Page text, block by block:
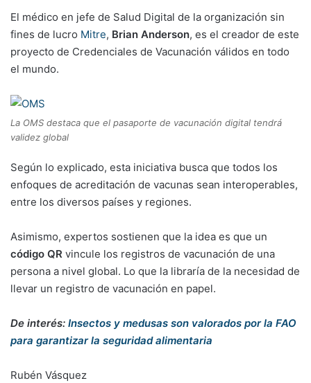
El médico en jefe de Salud Digital de la organización sin
fines de lucro Mitre, Brian Anderson, es el creador de este
proyecto de Credenciales de Vacunación válidos en todo
el mundo.
La OMS destaca que el pasaporte de vacunación digital tendrá
validez global
Según lo explicado, esta iniciativa busca que todos los
enfoques de acreditación de vacunas sean interoperables,
entre los diversos países y regiones.
Asimismo, expertos sostienen que la idea es que un
código QR vincule los registros de vacunación de una
persona a nivel global. Lo que la libraría de la necesidad de
llevar un registro de vacunación en papel.
De interés: Insectos y medusas son valorados por la FAO
para garantizar la seguridad alimentaria
Rubén Vásquez